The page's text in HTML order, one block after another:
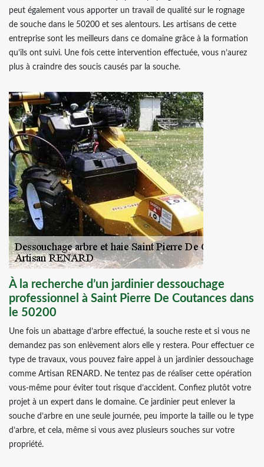
peut également vous apporter un travail de qualité sur le rognage
de souche dans le 50200 et ses alentours. Les artisans de cette
entreprise sont les meilleurs dans ce domaine grâce à la formation
qu’ils ont suivi. Une fois cette intervention effectuée, vous n’aurez
plus à craindre des soucis causés par la souche.
À la recherche d’un jardinier dessouchage
professionnel à Saint Pierre De Coutances dans
le 50200
Une fois un abattage d’arbre effectué, la souche reste et si vous ne
demandez pas son enlèvement alors elle y restera. Pour effectuer ce
type de travaux, vous pouvez faire appel à un jardinier dessouchage
comme Artisan RENARD. Ne tentez pas de réaliser cette opération
vous-même pour éviter tout risque d’accident. Confiez plutôt votre
projet à un expert dans le domaine. Ce jardinier peut enlever la
souche d’arbre en une seule journée, peu importe la taille ou le type
d’arbre, et cela, même si vous avez plusieurs souches sur votre
propriété.